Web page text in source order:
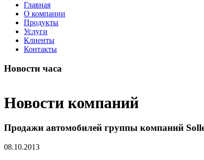
Главная
О компании
Продукты
Услуги
Клиенты
Контакты
Новости часа
Новости компаний
Продажи автомобилей группы компаний
08.10.2013